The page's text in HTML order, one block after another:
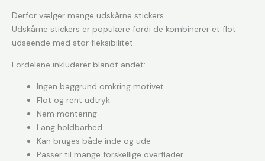
Derfor vælger mange udskårne stickers
Udskårne stickers er populære fordi de kombinerer et flot
udseende med stor fleksibilitet.
Fordelene inkluderer blandt andet:
Ingen baggrund omkring motivet
Flot og rent udtryk
Nem montering
Lang holdbarhed
Kan bruges både inde og ude
Passer til mange forskellige overflader